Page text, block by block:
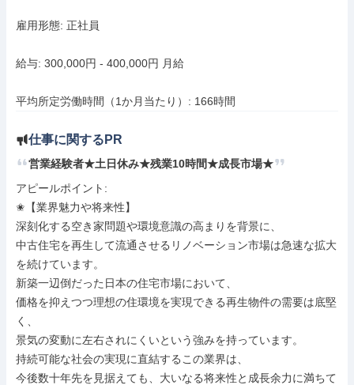
雇用形態: 正社員
給与: 300,000円 - 400,000円 月給
平均所定労働時間（1か月当たり）: 166時間
仕事に関するPR
営業経験者★土日休み★残業10時間★成長市場★
アピールポイント:
✬【業界魅力や将来性】
深刻化する空き家問題や環境意識の高まりを背景に、
中古住宅を再生して流通させるリノベーション市場は急速な拡大
を続けています。
新築一辺倒だった日本の住宅市場において、
価格を抑えつつ理想の住環境を実現できる再生物件の需要は底堅
く、
景気の変動に左右されにくいという強みを持っています。
持続可能な社会の実現に直結するこの業界は、
今後数十年先を見据えても、大いなる将来性と成長余力に満ちて